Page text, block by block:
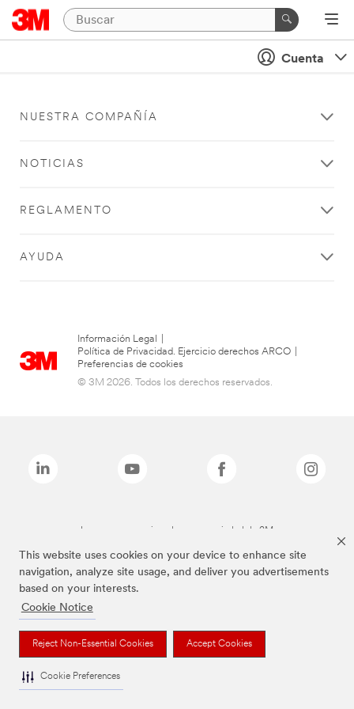
This website uses cookies on your device to enhance site
navigation, analyze site usage, and deliver you advertisements
based on your interests.
Cookie Notice
Reject Non-Essential Cookies Accept Cookies
Cookie Preferences
Cuenta
NUESTRA COMPAÑÍA
NOTICIAS
REGLAMENTO
AYUDA
Información Legal
Política de Privacidad. Ejercicio derechos ARCO
Preferencias de cookies
© 3M 2026. Todos los derechos reservados.
Las marcas mencionadas son propiedad de 3M